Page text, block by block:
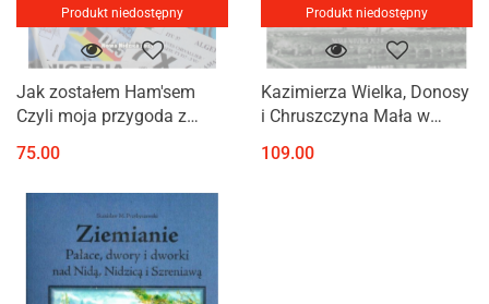
Produkt niedostępny
Jak zostałem Ham'sem
Czyli moja przygoda z
75.00
Produkt niedostępny
Kazimierza Wielka, Donosy
i Chruszczyna Mała w
109.00